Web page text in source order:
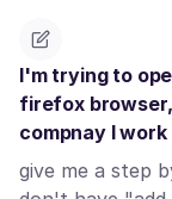
I'm trying to
firefox
compnay I
give me a step